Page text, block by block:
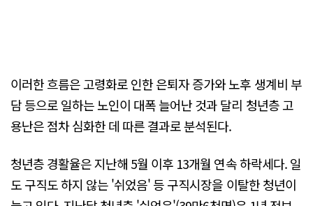
이러한 흐름은 고령화로 인한 은퇴자 증가와 노후 생계비 부
담 등으로 일하는 노인이 대폭 늘어난 것과 달리 청년층 고
용난은 점차 심화한 데 따른 결과로 분석된다.
청년층 경활율은 지난해 5월 이후 13개월 연속 하락세다. 일
도 구직도 하지 않는 '쉬었음' 등 구직시장을 이탈한 청년이